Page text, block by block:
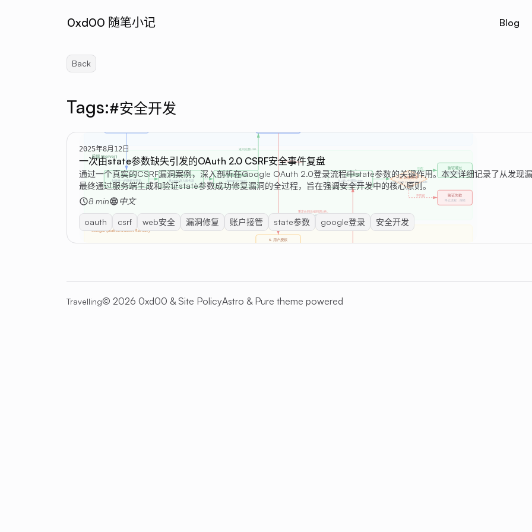
0xd00 随笔小记 Blog
Back
Tags:#安全开发
2025年8月12日
一次由state参数缺失引发的OAuth 2.0 CSRF安全事件复盘
通过一个真实的CSRF漏洞案例，深入剖析在Google OAuth 2.0登录流程中`state`参数的关键作用。本文详细记录了从发现
最终通过服务端生成和验证`state`参数成功修复漏洞的全过程，旨在强调安全开发中的核心原则。
8 min
中文
oauth csrf web安全 漏洞修复 账户接管 state参数 google登录 安全开发
Travelling© 2026 0xd00 &Site PolicyAstro & Pure theme powered